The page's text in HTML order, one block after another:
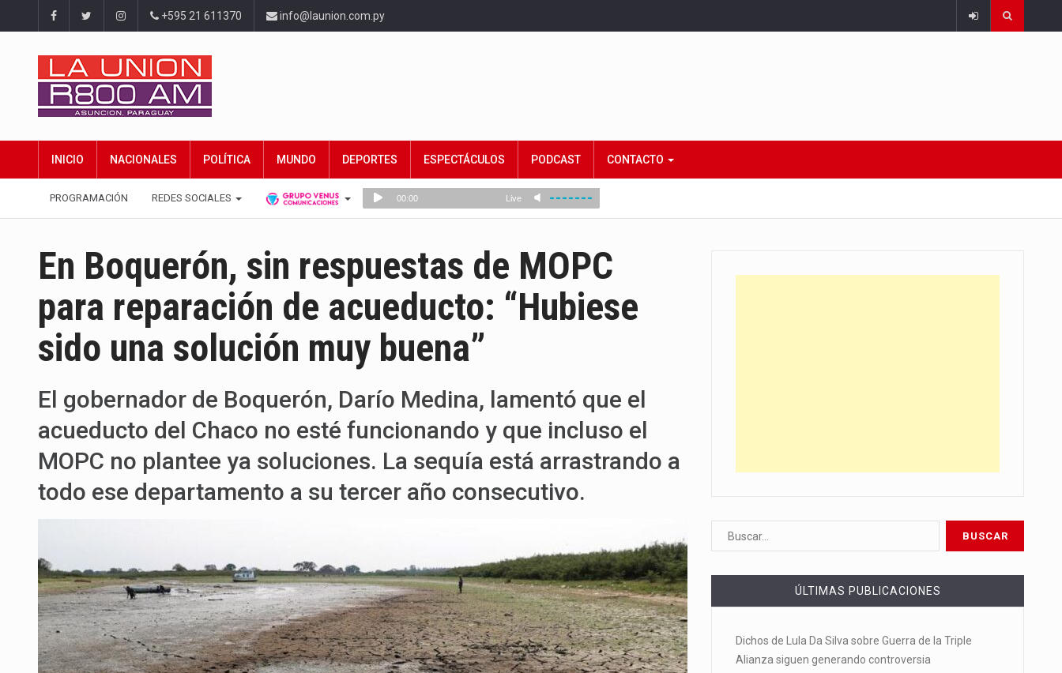
+595 21 611370 info@launion.com.py
INICIO NACIONALES POLÍTICA MUNDO DEPORTES ESPECTÁCULOS PODCAST CONTACTO
PROGRAMACIÓN REDES SOCIALES
En Boquerón, sin respuestas de MOPC
para reparación de acueducto: “Hubiese
sido una solución muy buena”
El gobernador de Boquerón, Darío Medina, lamentó que el
acueducto del Chaco no esté funcionando y que incluso el
MOPC no plantee ya soluciones. La sequía está arrastrando a
todo ese departamento a su tercer año consecutivo.
ÚLTIMAS PUBLICACIONES
Dichos de Lula Da Silva sobre Guerra de la Triple
Alianza siguen generando controversia